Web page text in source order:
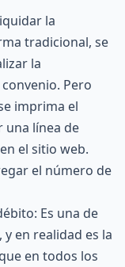
la
tradicional, se
la
Pero
imprima el
una línea de
el sitio web.
el número de
Es una de
en realidad es la
en todos los